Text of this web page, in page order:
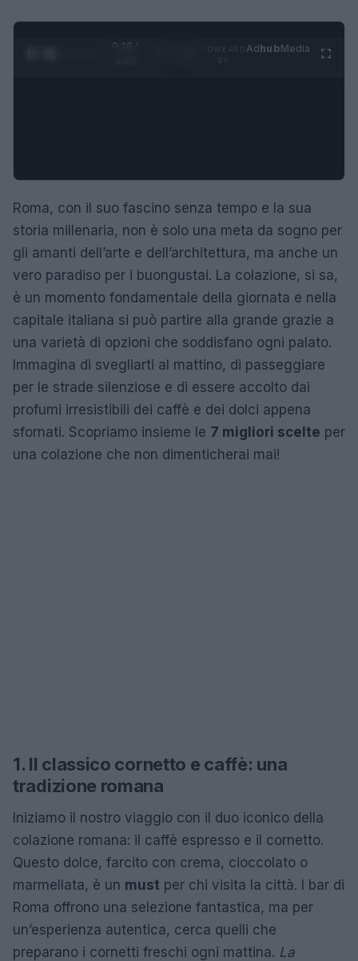
0:29 /
AdhubMedia
Roma, con il suo fascino senza tempo e la sua
storia millenaria, non è solo una meta da sogno per
gli amanti dell’arte e dell’architettura, ma anche un
vero paradiso per i buongustai. La colazione, si sa,
è un momento fondamentale della giornata e nella
capitale italiana si può partire alla grande grazie a
una varietà di opzioni che soddisfano ogni palato.
Immagina di svegliarti al mattino, di passeggiare
per le strade silenziose e di essere accolto dai
profumi irresistibili dei caffè e dei dolci appena
sfornati. Scopriamo insieme le 7 migliori scelte per
una colazione che non dimenticherai mai!
1. Il classico cornetto e caffè: una
tradizione romana
Iniziamo il nostro viaggio con il duo iconico della
colazione romana: il caffè espresso e il cornetto.
Questo dolce, farcito con crema, cioccolato o
marmellata, è un must per chi visita la città. I bar di
Roma offrono una selezione fantastica, ma per
un’esperienza autentica, cerca quelli che
preparano i cornetti freschi ogni mattina. La